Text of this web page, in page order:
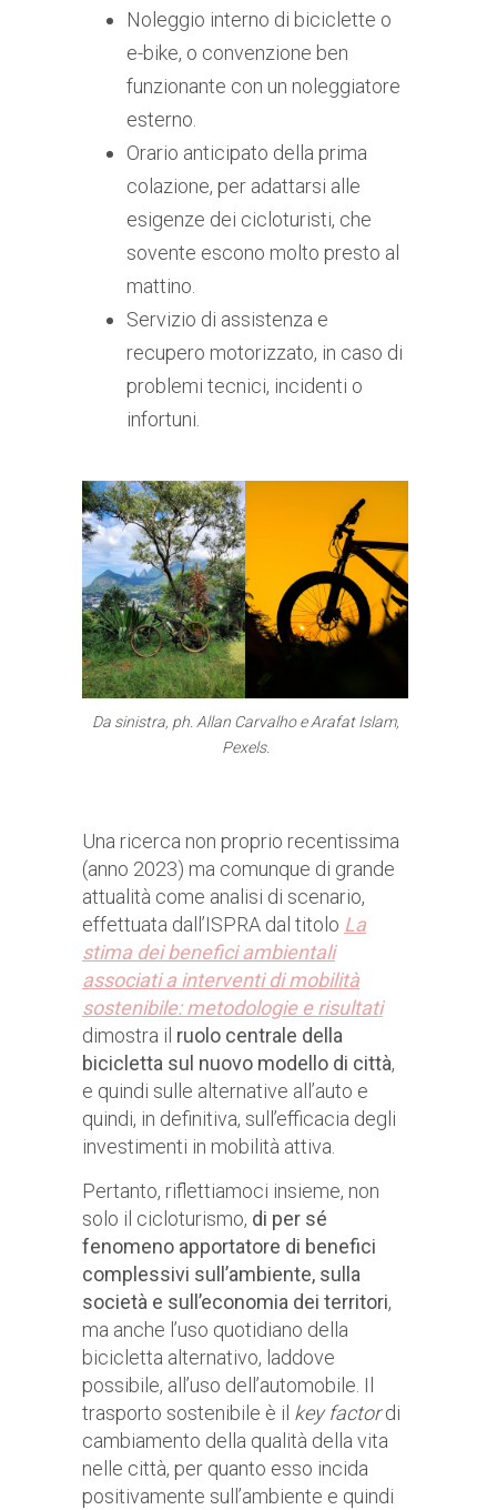
Noleggio interno di biciclette o
e-bike, o convenzione ben
funzionante con un noleggiatore
esterno.
Orario anticipato della prima
colazione, per adattarsi alle
esigenze dei cicloturisti, che
sovente escono molto presto al
mattino.
Servizio di assistenza e
recupero motorizzato, in caso di
problemi tecnici, incidenti o
infortuni.
Da sinistra, ph. Allan Carvalho e Arafat Islam,
Pexels.
Una ricerca non proprio recentissima
(anno 2023) ma comunque di grande
attualità come analisi di scenario,
effettuata dall’ISPRA dal titolo La
stima dei benefici ambientali
associati a interventi di mobilità
sostenibile: metodologie e risultati
dimostra il ruolo centrale della
bicicletta sul nuovo modello di città,
e quindi sulle alternative all’auto e
quindi, in definitiva, sull’efficacia degli
investimenti in mobilità attiva.
Pertanto, riflettiamoci insieme, non
solo il cicloturismo, di per sé
fenomeno apportatore di benefici
complessivi sull’ambiente, sulla
società e sull’economia dei territori,
ma anche l’uso quotidiano della
bicicletta alternativo, laddove
possibile, all’uso dell’automobile. Il
trasporto sostenibile è il key factordi
cambiamento della qualità della vita
nelle città, per quanto esso incida
positivamente sull’ambiente e quindi